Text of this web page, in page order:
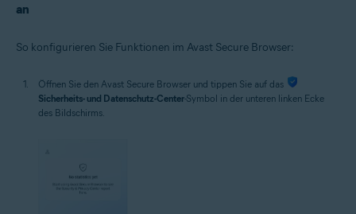
an
So konfigurieren Sie Funktionen im Avast Secure Browser:
Öffnen Sie den Avast Secure Browser und tippen Sie auf das
Sicherheits- und Datenschutz-Center-Symbol in der unteren linken Ecke
des Bildschirms.